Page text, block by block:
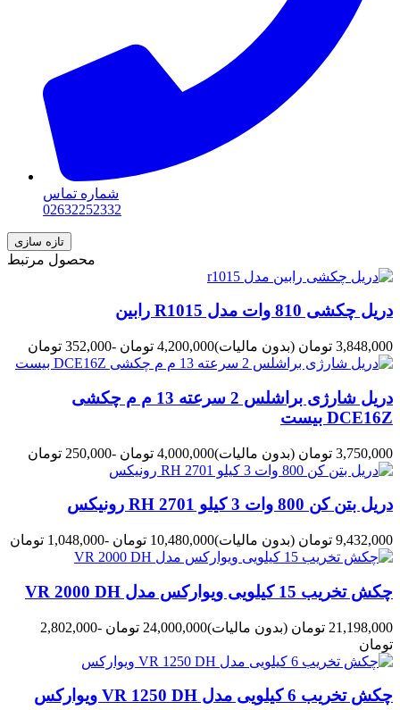
شماره تماس
02632252332
محصول مرتبط
دریل چکشی 810 وات مدل R1015 رابین
3,848,000 تومان (بدون مالیات)4,200,000 تومان -352,000 تومان
دریل شارژی براشلس 2 سرعته 13 م م چکشی
DCE16Z بیست
3,750,000 تومان (بدون مالیات)4,000,000 تومان -250,000 تومان
دریل بتن کن 800 وات 3 کیلو RH 2701 رونیکس
9,432,000 تومان (بدون مالیات)10,480,000 تومان -1,048,000 تومان
چکش تخریب 15 کیلویی ویوارکس مدل VR 2000 DH
21,198,000 تومان (بدون مالیات)24,000,000 تومان
-2,802,000
تومان
چکش تخریب 6 کیلویی مدل VR 1250 DH ویوارکس